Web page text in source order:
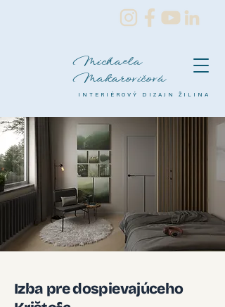
Michaela
Makarovičová
INTERIÉROVÝ DIZAJN ŽILINA
Izba pre dospievajúceho